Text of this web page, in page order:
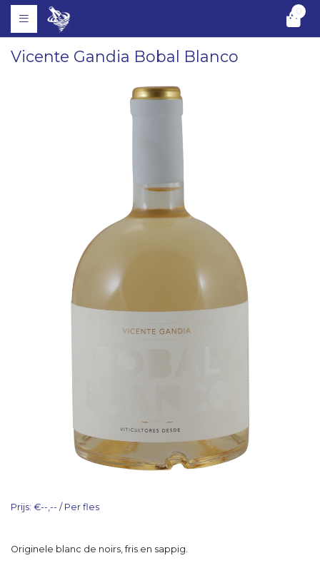
0
Vicente Gandia Bobal Blanco
Prijs: €--,-- / Per fles
Originele blanc de noirs, fris en sappig.